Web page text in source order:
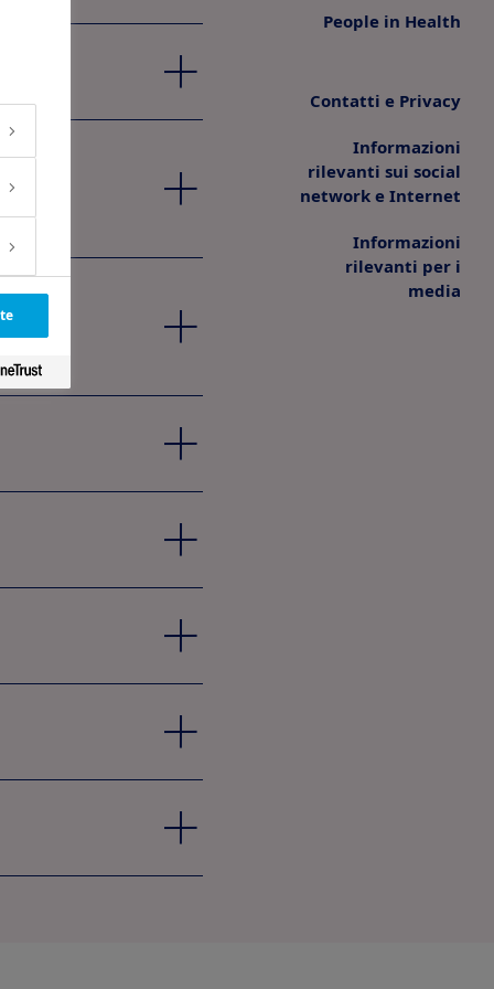
People in Health
Contatti e Privacy
Informazioni
rilevanti sui social
network e Internet
Informazioni
rilevanti per i
media